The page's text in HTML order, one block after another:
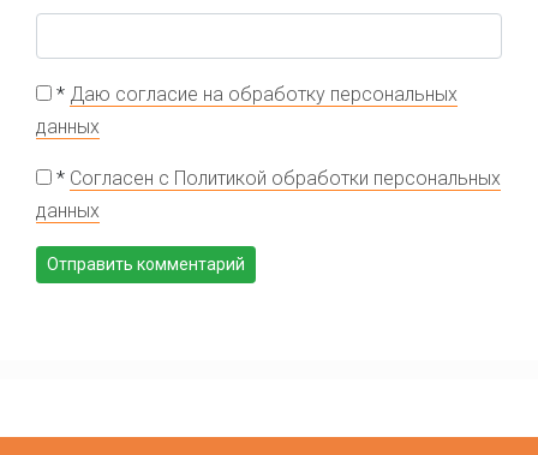
* Даю согласие на обработку персональных
данных
* Согласен с Политикой обработки персональных
данных